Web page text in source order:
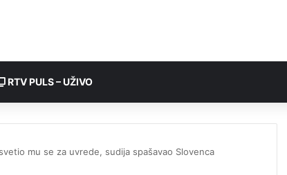
RTV PULS – UŽIVO
mu se za uvrede, sudija spašavao Slovenca